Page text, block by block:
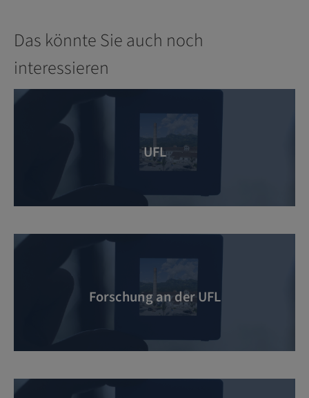
Das könnte Sie auch noch
interessieren
UFL
Forschung an der UFL